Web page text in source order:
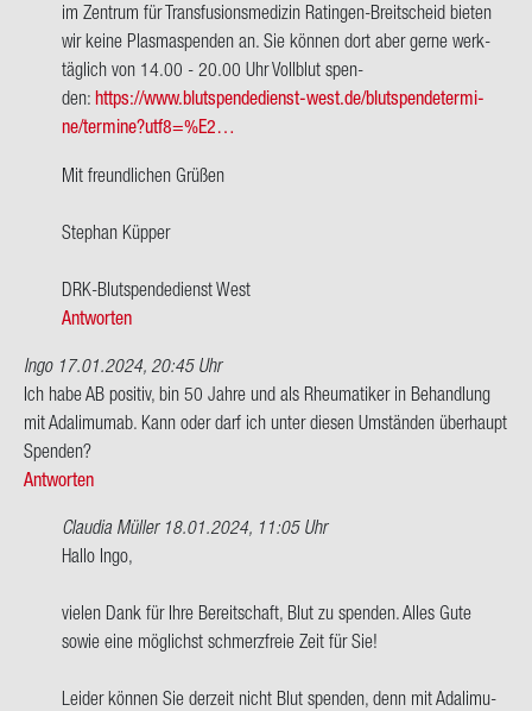
auf
Hallo
ich
hätte
gerne
einen…
Issel-​
Domberg
im Zen­trum für Trans­fu­si­ons­me­di­zin Ratingen-​Breitscheid bie­ten
wir keine Plas­ma­spen­den an. Sie kön­nen dort aber gerne werk­
täg­lich von 14.00 - 20.00 Uhr Voll­blut spen­
den: https://www.blutspendedienst-​west.de/blut­spen­de­ter­mi­
ne/ter­mi­ne?utf8=%E2…
Mit freund­li­chen Grü­ßen
Ste­phan Küp­per
DRK-​Blutspendedienst West
Antworten
Ingo 17.01.2024, 20:45 Uhr
Ich habe AB po­si­tiv, bin 50 Jahre und als Rheu­ma­ti­ker in Be­hand­lung
mit Ada­li­mu­m­ab. Kann oder darf ich unter die­sen Um­stän­den über­haupt
Spen­den?
Antworten
Claudia Müller18.01.2024, 11:05 Uhr
Ant­
auf
Ich
AB
Hallo Ingo,
vie­len Dank für Ihre Be­reit­schaft, Blut zu spen­den. Alles Gute
sowie eine mög­lichst schmerz­freie Zeit für Sie!
Lei­der kön­nen Sie der­zeit nicht Blut spen­den, denn mit Ada­li­mu­